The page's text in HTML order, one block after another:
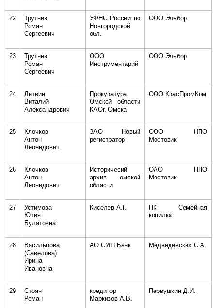
22
Трутнев
Роман
Сергеевич
УФНС России по
Новгородской
обл.
ООО Эльбор
23
Трутнев
Роман
Сергеевич
ООО
Инструментарий
ООО Эльбор
24
Литвин
Виталий
Александрович
Прокуратура
Омской области
КАОг. Омска
ООО КрасПромКом
25
Клочков
Антон
Леонидович
ЗАО Новый
регистратор
ООО НПО
Мостовик
26
Клочков
Антон
Леонидович
Историчесий
архив омской
области
ОАО НПО
Мостовик
27
Устимова
Юлия
Булатовна
Киселев А.Г.
ПК Семейная
копилка
28
Васильцова
(Савелова)
Ирина
Ивановна
АО СМП Банк Медведевских С.А.
29
Стоян
Роман
кредитор
Маркизов А.В.
Первушкин Д.И.